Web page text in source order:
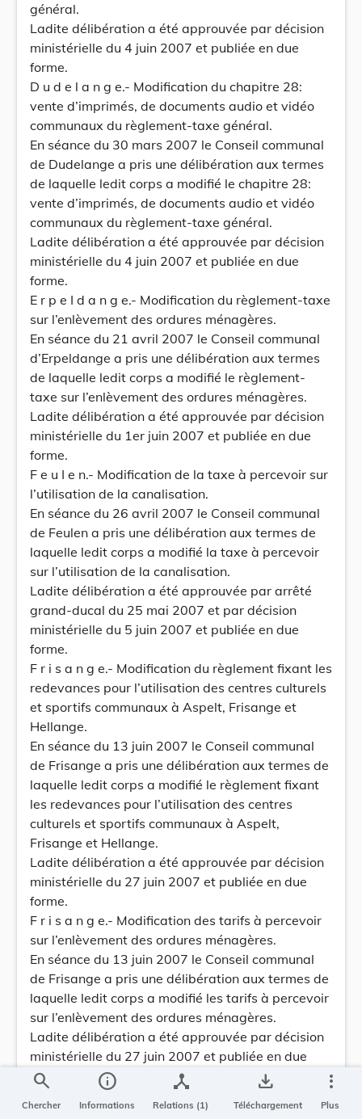
général.
Ladite délibération a été approuvée par décision
ministérielle du 4 juin 2007 et publiée en due
forme.
D u d e l a n g e.- Modification du chapitre 28:
vente d’imprimés, de documents audio et vidéo
communaux du règlement-taxe général.
En séance du 30 mars 2007 le Conseil communal
de Dudelange a pris une délibération aux termes
de laquelle ledit corps a modifié le chapitre 28:
vente d’imprimés, de documents audio et vidéo
communaux du règlement-taxe général.
Ladite délibération a été approuvée par décision
ministérielle du 4 juin 2007 et publiée en due
forme.
E r p e I d a n g e.- Modification du règlement-taxe
sur l’enlèvement des ordures ménagères.
En séance du 21 avril 2007 le Conseil communal
d’Erpeldange a pris une délibération aux termes
de laquelle ledit corps a modifié le règlement-
taxe sur l’enlèvement des ordures ménagères.
Ladite délibération a été approuvée par décision
ministérielle du 1er juin 2007 et publiée en due
forme.
F e u I e n.- Modification de la taxe à percevoir sur
l’utilisation de la canalisation.
En séance du 26 avril 2007 le Conseil communal
de Feulen a pris une délibération aux termes de
laquelle ledit corps a modifié la taxe à percevoir
sur l’utilisation de la canalisation.
Ladite délibération a été approuvée par arrêté
grand-ducal du 25 mai 2007 et par décision
ministérielle du 5 juin 2007 et publiée en due
forme.
F r i s a n g e.- Modification du règlement fixant les
redevances pour l’utilisation des centres culturels
et sportifs communaux à Aspelt, Frisange et
Hellange.
En séance du 13 juin 2007 le Conseil communal
de Frisange a pris une délibération aux termes de
laquelle ledit corps a modifié le règlement fixant
les redevances pour l’utilisation des centres
culturels et sportifs communaux à Aspelt,
Frisange et Hellange.
Ladite délibération a été approuvée par décision
ministérielle du 27 juin 2007 et publiée en due
forme.
F r i s a n g e.- Modification des tarifs à percevoir
sur l’enlèvement des ordures ménagères.
En séance du 13 juin 2007 le Conseil communal
de Frisange a pris une délibération aux termes de
laquelle ledit corps a modifié les tarifs à percevoir
sur l’enlèvement des ordures ménagères.
Ladite délibération a été approuvée par décision
ministérielle du 27 juin 2007 et publiée en due
forme.
J u n g l i n s t e r.- Modification des taxes et
redevances à percevoir sur la canalisation et
search
Chercher
info
Informations
device_hub
Relations (1)
save_alt
Téléchargement
more_vert
Plus